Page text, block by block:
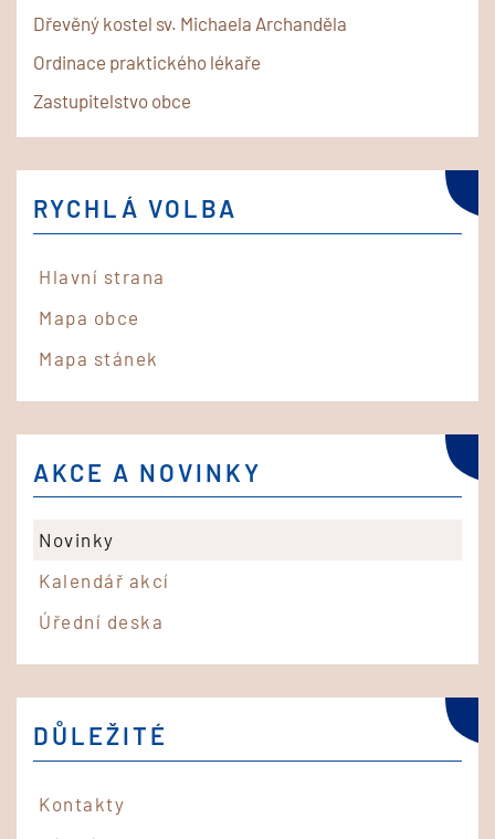
Dřevěný kostel sv. Michaela Archanděla
Ordinace praktického lékaře
Zastupitelstvo obce
RYCHLÁ VOLBA
Hlavní strana
Mapa obce
Mapa stánek
AKCE A NOVINKY
Novinky
Kalendář akcí
Úřední deska
DŮLEŽITÉ
Kontakty